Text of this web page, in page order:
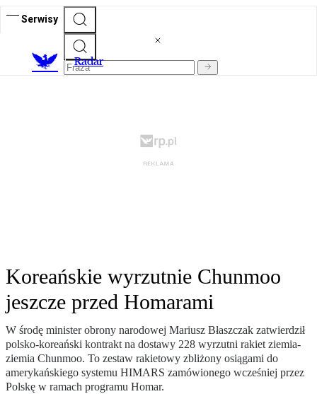
Serwisy
Radar
Koreańskie wyrzutnie Chunmoo
jeszcze przed Homarami
W środę minister obrony narodowej Mariusz Błaszczak zatwierdził
polsko-koreański kontrakt na dostawy 228 wyrzutni rakiet ziemia-
ziemia Chunmoo. To zestaw rakietowy zbliżony osiągami do
amerykańskiego systemu HIMARS zamówionego wcześniej przez
Polskę w ramach programu Homar.